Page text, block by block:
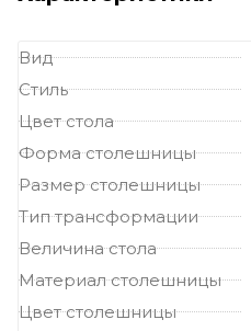
Вид
Стиль
Цвет стола
Форма столешницы
Размер столешницы
Тип трансформации
Величина стола
Материал столешницы
Цвет столешницы